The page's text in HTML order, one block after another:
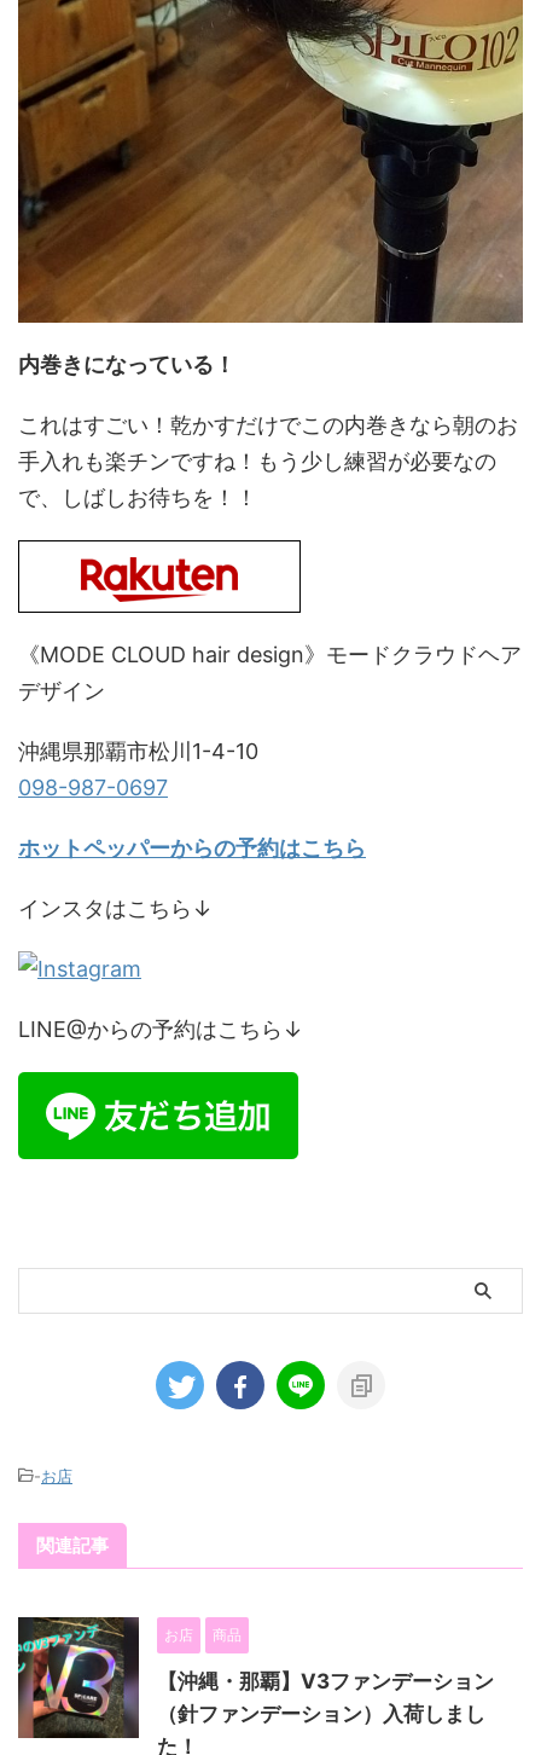
内巻きになっている！
これはすごい！乾かすだけでこの内巻きなら朝のお
手入れも楽チンですね！もう少し練習が必要なの
で、しばしお待ちを！！
《MODE CLOUD hair design》モードクラウドヘア
デザイン
沖縄県那覇市松川1-4-10
098-987-0697
ホットペッパーからの予約はこちら
インスタはこちら↓
LINE@からの予約はこちら↓
-お店
関連記事
お店 商品
【沖縄・那覇】V3ファンデーション
（針ファンデーション）入荷しまし
た！